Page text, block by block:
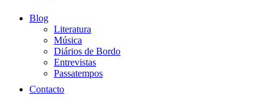
Blog
Literatura
Música
Diários de Bordo
Entrevistas
Passatempos
Contacto